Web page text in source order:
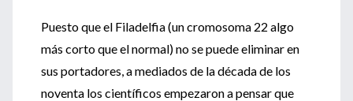
Puesto que el Filadelfia (un cromosoma 22 algo
más corto que el normal) no se puede eliminar en
sus portadores, a mediados de la década de los
noventa los científicos empezaron a pensar que